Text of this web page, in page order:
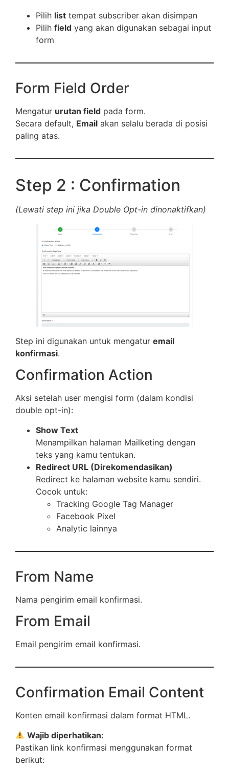
Pilih list tempat subscriber akan disimpan
Pilih field yang akan digunakan sebagai input
form
Form Field Order
Mengatur urutan field pada form.
Secara default, Email akan selalu berada di posisi
paling atas.
Step 2 : Confirmation
(Lewati step ini jika Double Opt-in dinonaktifkan)
Step ini digunakan untuk mengatur email
konfirmasi.
Confirmation Action
Aksi setelah user mengisi form (dalam kondisi
double opt-in):
Show Text
Menampilkan halaman Mailketing dengan
teks yang kamu tentukan.
Redirect URL (Direkomendasikan)
Redirect ke halaman website kamu sendiri.
Cocok untuk:
Tracking Google Tag Manager
Facebook Pixel
Analytic lainnya
From Name
Nama pengirim email konfirmasi.
From Email
Email pengirim email konfirmasi.
Confirmation Email Content
Konten email konfirmasi dalam format HTML.
Wajib diperhatikan:
Pastikan link konfirmasi menggunakan format
berikut: